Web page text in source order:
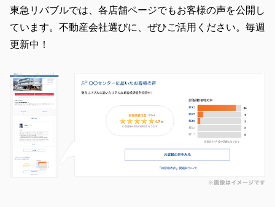
東急リバブルでは、各店舗ページでもお客様の声を公開し
ています。不動産会社選びに、ぜひご活用ください。毎週
更新中！